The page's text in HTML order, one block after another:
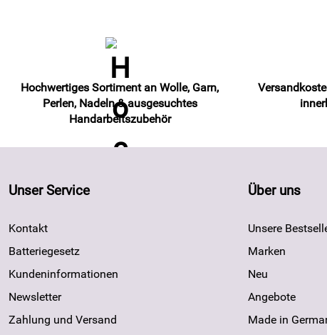
Hochwertiges Sortiment an Wolle, Garn,
Perlen, Nadeln & ausgesuchtes
Handarbeitszubehör
Unser Service
Kontakt
Batteriegesetz
Kundeninformationen
Newsletter
Zahlung und Versand
Über uns
Unsere
Marken
Neu
Angebote
Made in